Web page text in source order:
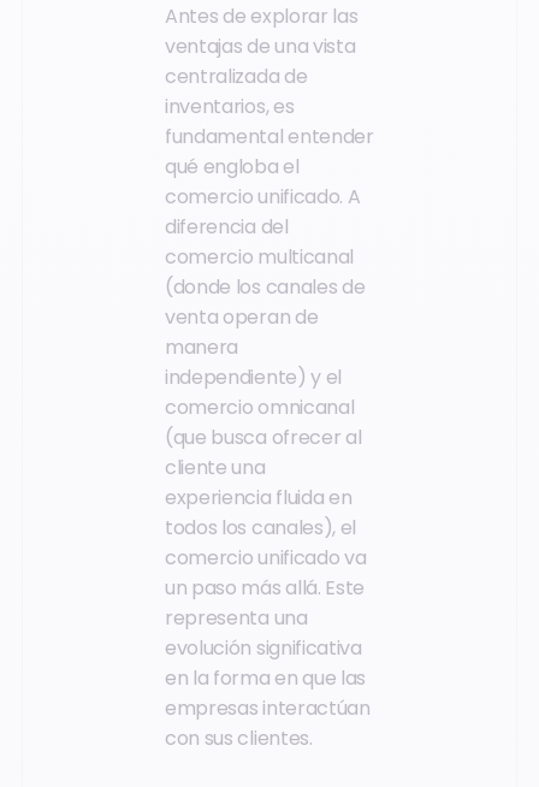
Antes de explorar las
ventajas de una vista
centralizada de
inventarios, es
fundamental entender
qué engloba el
comercio unificado. A
diferencia del
comercio multicanal
(donde los canales de
venta operan de
manera
independiente) y el
comercio omnicanal
(que busca ofrecer al
cliente una
experiencia fluida en
todos los canales), el
comercio unificado va
un paso más allá. Este
representa una
evolución significativa
en la forma en que las
empresas interactúan
con sus clientes.